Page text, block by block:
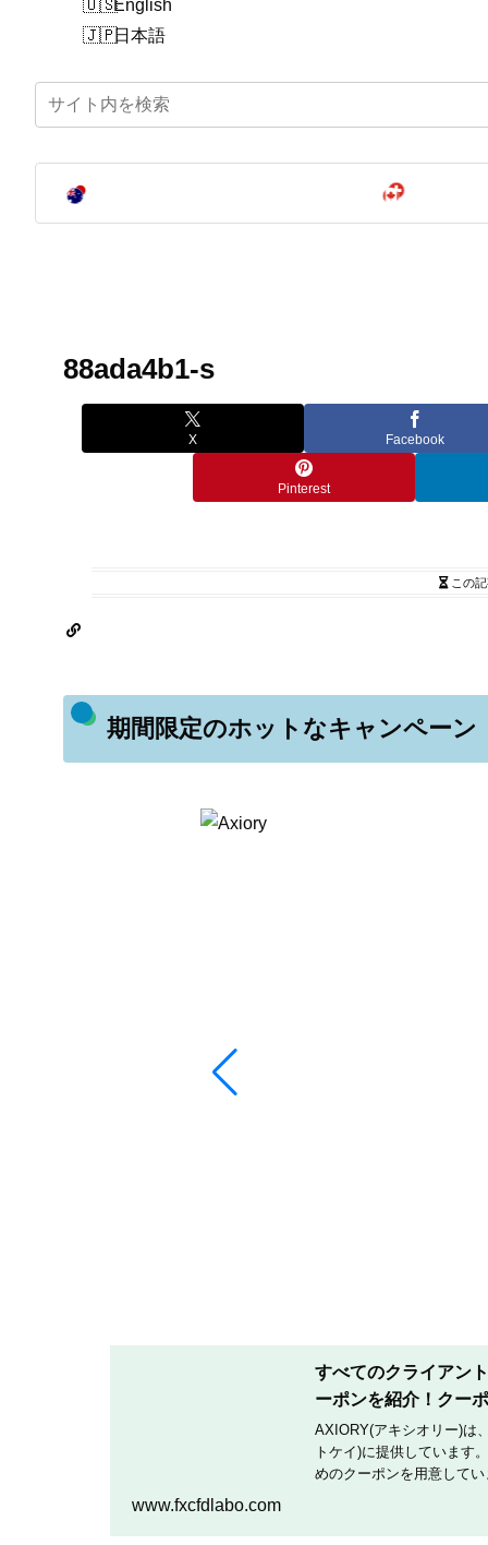
English
日本語
88ada4b1-s
X Facebook
Pinterest
この
期間限定のホットなキャンペーン
すべてのクライアン
ーポンを紹介！クー
AXIORY(アキシオリー)は
トケイ)に提供しています
めのクーポンを用意して
www.fxcfdlabo.com